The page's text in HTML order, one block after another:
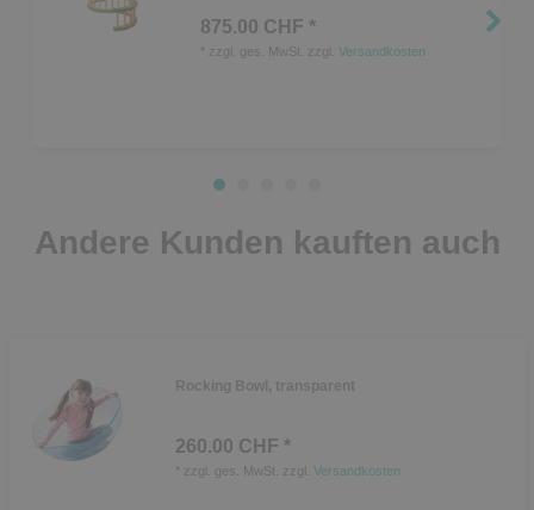
875.00 CHF *
zzgl. ges. MwSt. zzgl.Versandkosten
Andere Kunden kauften auch
Rocking Bowl, transparent
260.00 CHF *
zzgl. ges. MwSt. zzgl. Versandkosten